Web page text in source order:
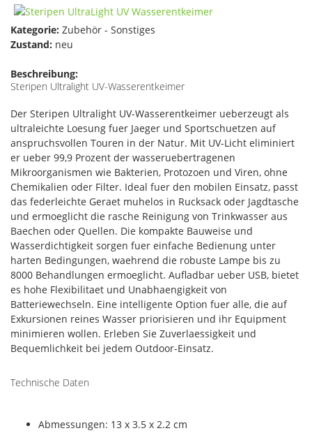
Kategorie: Zubehör - Sonstiges
Zustand: neu
Beschreibung:
Steripen Ultralight UV-Wasserentkeimer
Der Steripen Ultralight UV-Wasserentkeimer ueberzeugt als
ultraleichte Loesung fuer Jaeger und Sportschuetzen auf
anspruchsvollen Touren in der Natur. Mit UV-Licht eliminiert
er ueber 99,9 Prozent der wasseruebertragenen
Mikroorganismen wie Bakterien, Protozoen und Viren, ohne
Chemikalien oder Filter. Ideal fuer den mobilen Einsatz, passt
das federleichte Geraet muhelos in Rucksack oder Jagdtasche
und ermoeglicht die rasche Reinigung von Trinkwasser aus
Baechen oder Quellen. Die kompakte Bauweise und
Wasserdichtigkeit sorgen fuer einfache Bedienung unter
harten Bedingungen, waehrend die robuste Lampe bis zu
8000 Behandlungen ermoeglicht. Aufladbar ueber USB, bietet
es hohe Flexibilitaet und Unabhaengigkeit von
Batteriewechseln. Eine intelligente Option fuer alle, die auf
Exkursionen reines Wasser priorisieren und ihr Equipment
minimieren wollen. Erleben Sie Zuverlaessigkeit und
Bequemlichkeit bei jedem Outdoor-Einsatz.
Technische Daten
Abmessungen: 13 x 3.5 x 2.2 cm